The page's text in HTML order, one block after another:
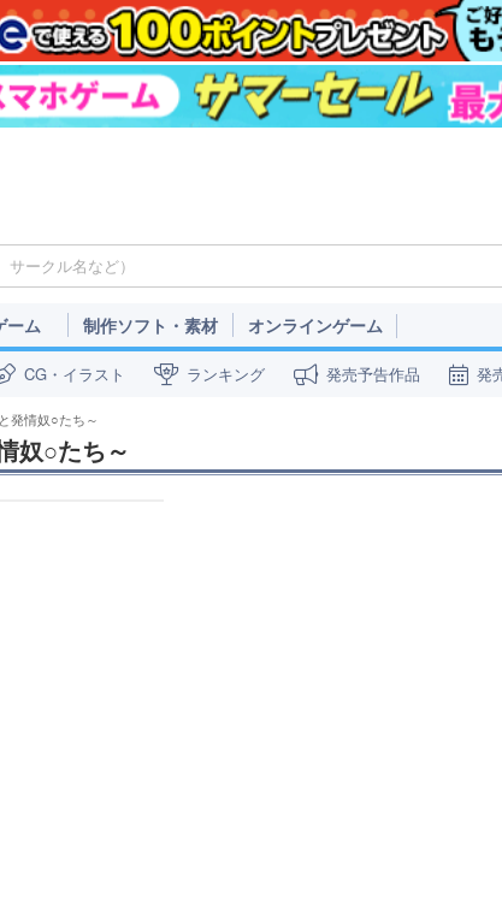
ーム 制作ソフト・素材 オンラインゲーム
CG・イラスト ランキング 発売予告作品 発
発情奴○たち～
奴○たち～